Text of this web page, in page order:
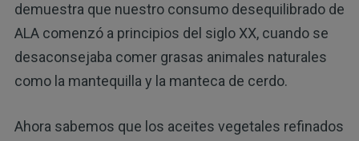
demuestra que nuestro consumo desequilibrado de
ALA comenzó a principios del siglo XX, cuando se
desaconsejaba comer grasas animales naturales
como la mantequilla y la manteca de cerdo.
Ahora sabemos que los aceites vegetales refinados